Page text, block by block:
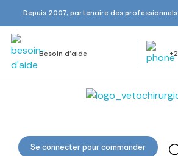
Depuis 2007, partenaire des
Besoin d’aide
Veto Chirurgical
Se connecter pour commander